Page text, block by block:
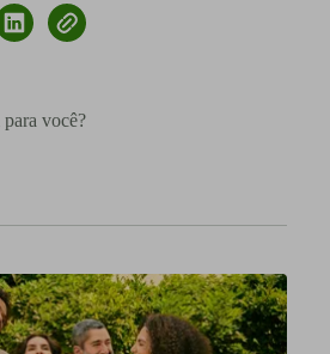
você?